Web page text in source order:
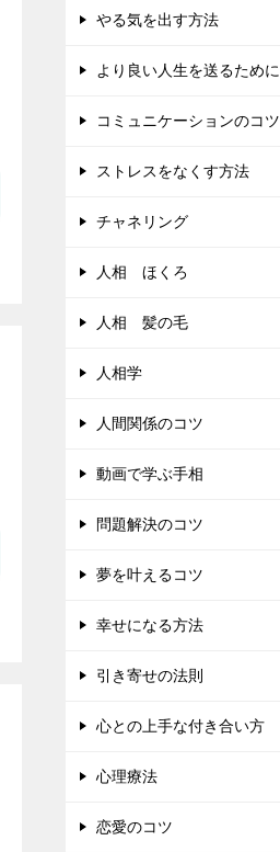
やる気を出す方法
より良い人生を送るために
コミュニケーションのコツ
ストレスをなくす方法
チャネリング
人相 ほくろ
人相 髪の毛
人相学
人間関係のコツ
動画で学ぶ手相
問題解決のコツ
夢を叶えるコツ
幸せになる方法
引き寄せの法則
心との上手な付き合い方
心理療法
恋愛のコツ